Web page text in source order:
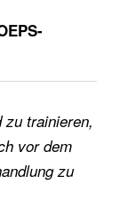
trainieren,
vor dem
zu